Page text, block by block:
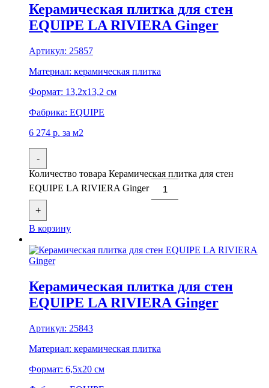
Керамическая плитка для стен
EQUIPE LA RIVIERA Ginger
Артикул: 25857
Материал: керамическая плитка
Формат: 13,2x13,2 см
Фабрика: EQUIPE
6 274 р. за м2
-
Количество товара Керамическая плитка для стен
EQUIPE LA RIVIERA Ginger
+
В корзину
Керамическая плитка для стен
EQUIPE LA RIVIERA Ginger
Артикул: 25843
Материал: керамическая плитка
Формат: 6,5x20 см